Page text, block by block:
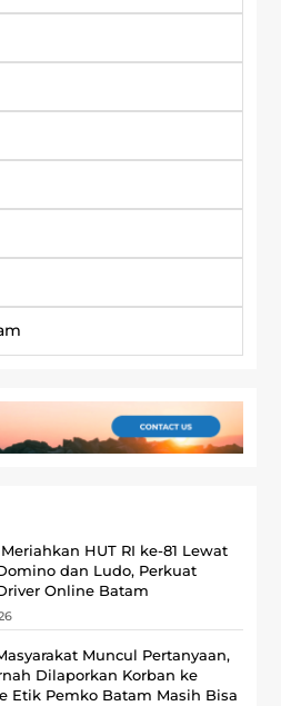
HUT RI ke-81 Lewat
dan Ludo, Perkuat
Online Batam
Muncul Pertanyaan,
Dilaporkan Korban ke
Etik Pemko Batam Masih Bisa